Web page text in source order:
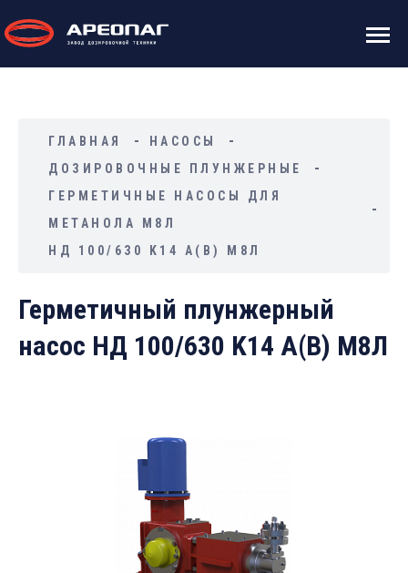
ГЛАВНАЯ
НАСОСЫ
ДОЗИРОВОЧНЫЕ ПЛУНЖЕРНЫЕ
ГЕРМЕТИЧНЫЕ НАСОСЫ ДЛЯ
МЕТАНОЛА М8Л
НД 100/630 K14 А(В) М8Л
Герметичный плунжерный
насос НД 100/630 K14 А(В) М8Л